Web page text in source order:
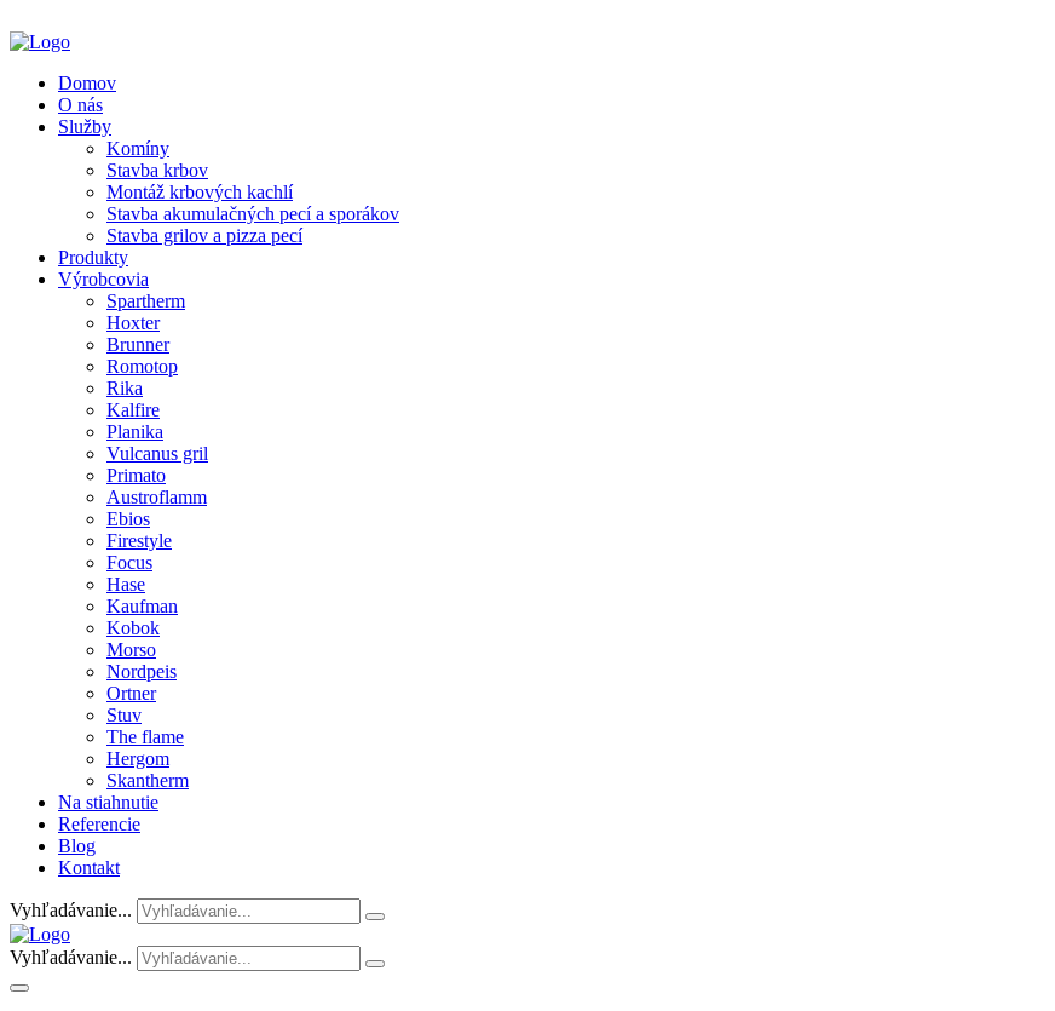
Domov
O nás
Služby
Komíny
Stavba krbov
Montáž krbových kachlí
Stavba akumulačných pecí a sporákov
Stavba grilov a pizza pecí
Produkty
Výrobcovia
Spartherm
Hoxter
Brunner
Romotop
Rika
Kalfire
Planika
Vulcanus gril
Primato
Austroflamm
Ebios
Firestyle
Focus
Hase
Kaufman
Kobok
Morso
Nordpeis
Ortner
Stuv
The flame
Hergom
Skantherm
Na stiahnutie
Referencie
Blog
Kontakt
Vyhľadávanie...
Vyhľadávanie...